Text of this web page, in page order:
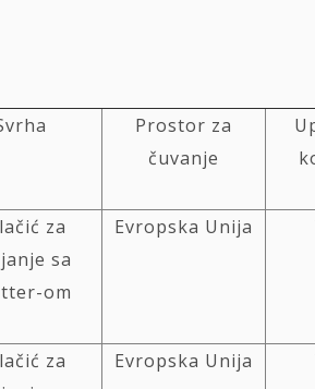
Prostor za
čuvanje
za
sa
om
Evropska Unija
za
Evropska Unija